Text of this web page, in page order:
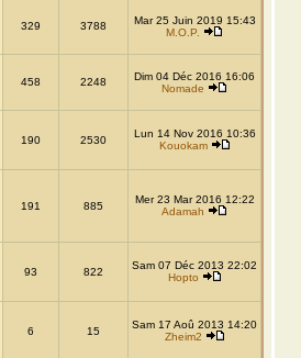
329 3788
Mar 25 Juin 2019 15:43
M.O.P.
458 2248
Dim 04 Déc 2016 16:06
Nomade
190 2530
Lun 14 Nov 2016 10:36
Kouokam
191 885
Mer 23 Mar 2016 12:22
Adamah
93 822
Sam 07 Déc 2013 22:02
Hopto
6 15
Sam 17 Aoû 2013 14:20
Zheim2